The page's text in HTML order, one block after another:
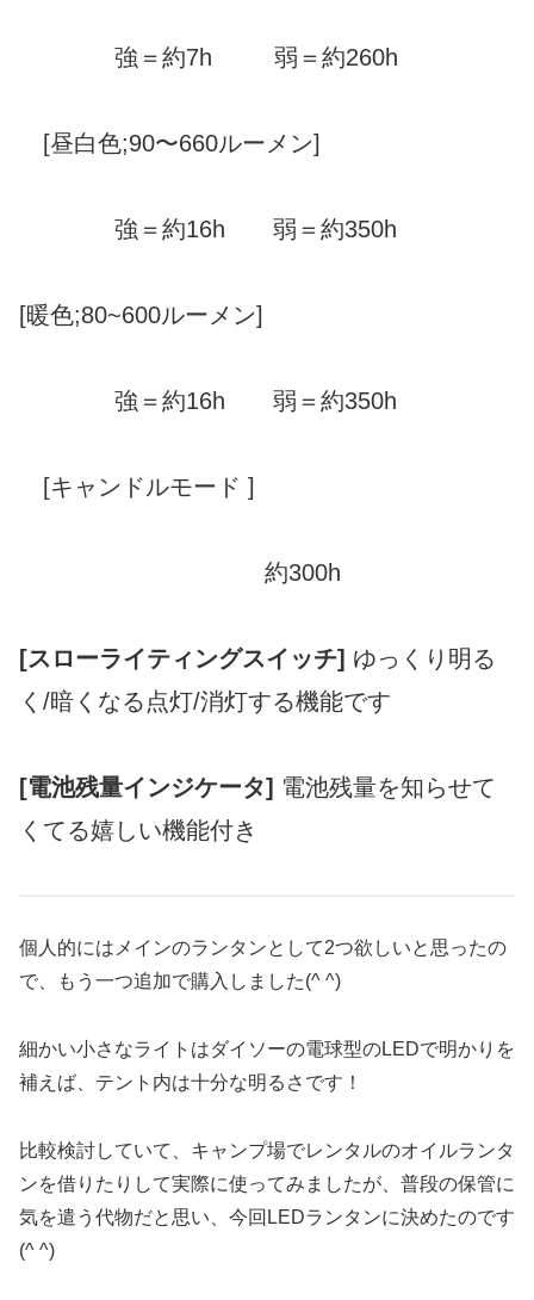
強＝約7h 弱＝約260h
[昼白色;90〜660ルーメン]
強＝約16h 弱＝約350h
[暖色;80~600ルーメン]
強＝約16h 弱＝約350h
[キャンドルモード ]
約300h
[スローライティングスイッチ] ゆっくり明る
く/暗くなる点灯/消灯する機能です
[電池残量インジケータ] 電池残量を知らせて
くてる嬉しい機能付き
個人的にはメインのランタンとして2つ欲しいと思ったの
で、もう一つ追加で購入しました(^ ^)
細かい小さなライトはダイソーの電球型のLEDで明かりを
補えば、テント内は十分な明るさです！
比較検討していて、キャンプ場でレンタルのオイルランタ
ンを借りたりして実際に使ってみましたが、普段の保管に
気を遣う代物だと思い、今回LEDランタンに決めたのです
(^ ^)